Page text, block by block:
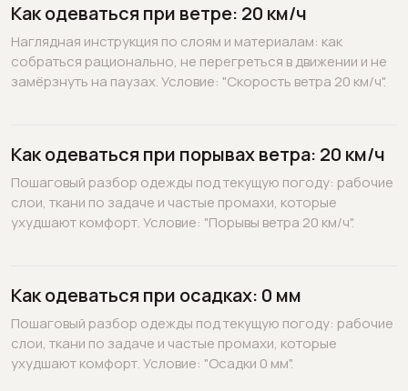
Как одеваться при ветре: 20 км/ч
Наглядная инструкция по слоям и материалам: как
собраться рационально, не перегреться в движении и не
замёрзнуть на паузах. Условие: "Скорость ветра 20 км/ч".
Как одеваться при порывах ветра: 20 км/ч
Пошаговый разбор одежды под текущую погоду: рабочие
слои, ткани по задаче и частые промахи, которые
ухудшают комфорт. Условие: "Порывы ветра 20 км/ч".
Как одеваться при осадках: 0 мм
Пошаговый разбор одежды под текущую погоду: рабочие
слои, ткани по задаче и частые промахи, которые
ухудшают комфорт. Условие: "Осадки 0 мм".